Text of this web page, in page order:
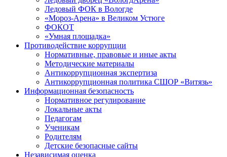
Ледовый ФОК в Вологде
«Мороз-Арена» в Великом Устюге
ФОКОТ
«Умная площадка»
Противодействие коррупции
Нормативные, правовые и иные акты
Методические материалы
Антикоррупционная экспертиза
Антикоррупционная политика СШОР «Витязь»
Информационная безопасность
Нормативное регулирование
Локальные акты
Педагогам
Ученикам
Родителям
Детские безопасные сайты
Независимая оценка